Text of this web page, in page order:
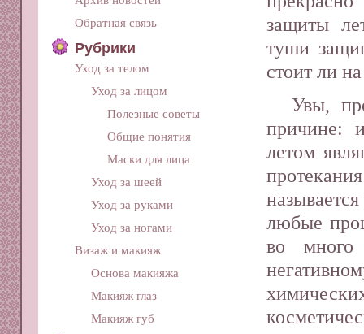
защиты
туши
стоит ли
Увы,
причине:
летом
любые
во много
Обратная связь
Рубрики
Уход за телом
Уход за лицом
Полезные советы
Общие понятия
Маски для лица
Уход за шеей
Уход за руками
Уход за ногами
Визаж и макияж
Основа макияжа
Макияж глаз
Макияж губ